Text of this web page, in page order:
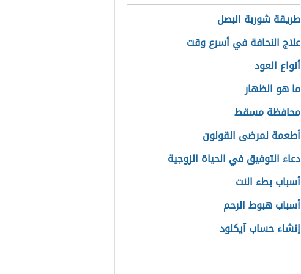
طريقة شوربة البصل
علاج النحافة في أسرع وقت
أنواع العود
ما هو الظهار
محافظة مسقط
أطعمة لمرضى القولون
دعاء التوفيق في الحياة الزوجية
أسباب بطء النت
أسباب هبوط الرحم
إنشاء حساب آيكلود